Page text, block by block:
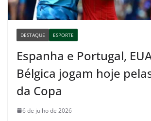
DESTAQUE ESPORTE
Espanha e Portugal,
Bélgica jogam hoje
da Copa
6 de julho de 2026